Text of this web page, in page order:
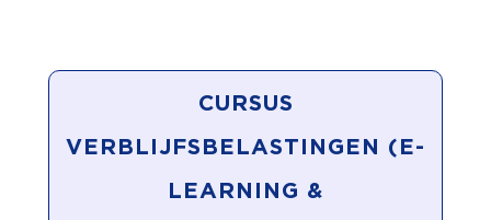
CURSUS
VERBLIJFSBELASTINGEN (E-
LEARNING &